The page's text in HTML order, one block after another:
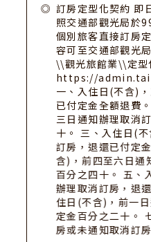
訂房定型化契約 即
照交通部觀光局於
個別旅客直接訂房
容可至交通部觀光
\\觀光旅館業\\定型
https://
一、入住日(不含)
已付定金全額退費
三日通知辦理取消
十。 三、入住日(
訂房，退還已付定
含)，前四至六日通
百分之四十。 五、
辦理取消訂房，退
住日(不含)，前一
定金百分之二十。
房或未通知取消訂